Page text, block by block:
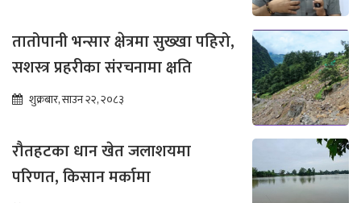
तातोपानी भन्सार क्षेत्रमा सुख्खा पहिरो,
सशस्त्र प्रहरीका संरचनामा क्षति
शुक्रबार, साउन २२, २०८३
रौतहटका धान खेत जलाशयमा
परिणत, किसान मर्कामा